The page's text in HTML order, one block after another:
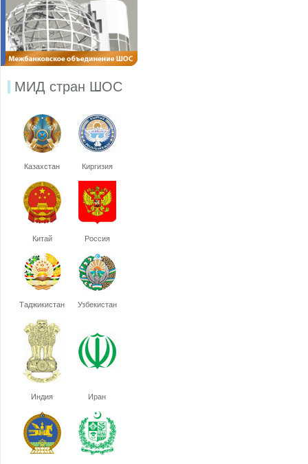
МИД стран ШОС
Казахстан Киргизия
Китай Россия
Таджикистан Узбекистан
Индия Иран